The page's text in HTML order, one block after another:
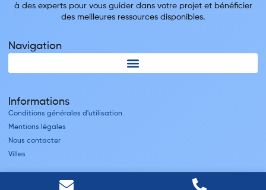
à des experts pour vous guider dans votre projet et bénéficier
des meilleures ressources disponibles.
Navigation
Informations
Conditions générales d'utilisation
Mentions légales
Nous contacter
Villes
Nos adresses